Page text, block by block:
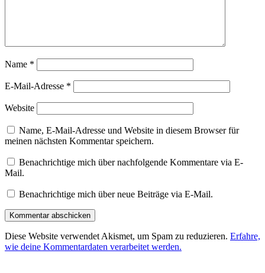
Name *
E-Mail-Adresse *
Website
Name, E-Mail-Adresse und Website in diesem Browser für
meinen nächsten Kommentar speichern.
Benachrichtige mich über nachfolgende Kommentare via E-
Mail.
Benachrichtige mich über neue Beiträge via E-Mail.
Diese Website verwendet Akismet, um Spam zu reduzieren. Erfahre,
wie deine Kommentardaten verarbeitet werden.